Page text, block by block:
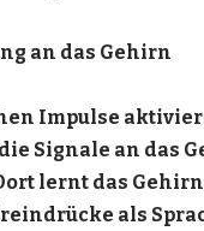
an das Gehirn
Impulse
Signale an das
lernt das
als